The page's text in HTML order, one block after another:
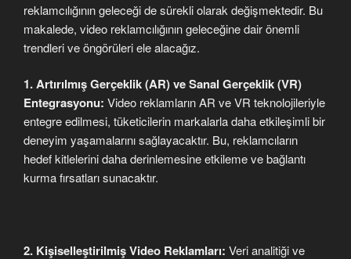
reklamcılığının geleceği de sürekli olarak değişmektedir. Bu
makalede, video reklamcılığının geleceğine dair önemli
trendleri ve öngörüleri ele alacağız.
1. Artırılmış Gerçeklik (AR) ve Sanal Gerçeklik (VR)
Entegrasyonu: Video reklamların AR ve VR teknolojileriyle
entegre edilmesi, tüketicilerin markalarla daha etkileşimli bir
deneyim yaşamalarını sağlayacaktır. Bu, reklamcıların
hedef kitlelerini daha derinlemesine etkileme ve bağlantı
kurma fırsatları sunacaktır.
2. Kişiselleştirilmiş Video Reklamları: Veri analitiği ve